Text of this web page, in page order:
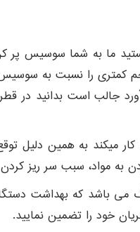
کمتری را نسبت به
به مواد، سبب سر ریز
باشد که بهداشت دستگاه
خود را تضمین نمایید.